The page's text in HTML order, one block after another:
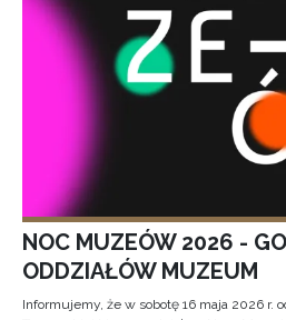
NOC MUZEÓW 2026 -
ODDZIAŁÓW MUZEUM
Informujemy, że w sobotę 16 maja 2026 r.